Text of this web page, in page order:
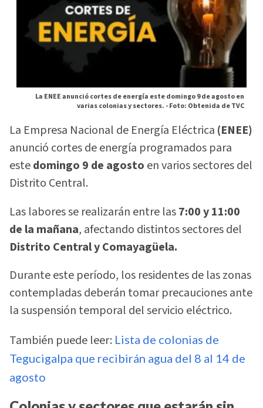
La ENEE anunció cortes de energía este domingo 9 de agosto en
varias colonias y sectores. -Foto: Obtenida de TVC
La Empresa Nacional de Energía Eléctrica (ENEE)
anunció cortes de energía programados para
estedomingo 9 de agosto en varios sectores del
Distrito Central.
Las labores se realizarán entre las7:00 y 11:00
de la mañana, afectando distintos sectores del
Distrito Central y Comayagüela.
Durante este período, los residentes de las zonas
contempladas deberán tomar precauciones ante
la suspensión temporal del servicio eléctrico.
También puede leer: Lista de colonias de
Tegucigalpa que recibirán agua del 8 al 14 de
agosto